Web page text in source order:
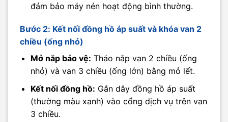
đảm bảo máy nén hoạt động bình thường.
Bước 2: Kết nối đồng hồ áp suất và khóa van 2
chiều (ống nhỏ)
Mở nắp bảo vệ: Tháo nắp van 2 chiều (ống
nhỏ) và van 3 chiều (ống lớn) bằng mỏ lết.
Kết nối đồng hồ: Gắn dây đồng hồ áp suất
(thường màu xanh) vào cổng dịch vụ trên van
3 chiều.